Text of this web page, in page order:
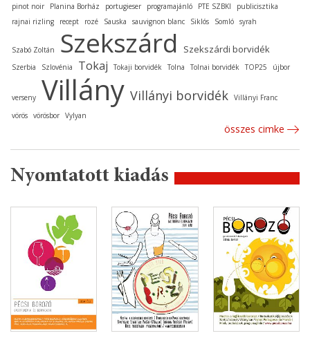
pinot noir Planina Borház portugieser programajánló PTE SZBKI
publicisztika
rajnai rizling
recept rozé Sauska sauvignon blanc Siklós Somló syrah
Szabó Zoltán Szekszárd Szekszárdi borvidék
Szerbia Szlovénia Tokaj Tokaji borvidék Tolna Tolnai borvidék TOP25 újbor
verseny Villány Villányi borvidék Villányi Franc
vörös vörösbor Vylyan
összes cimke
Nyomtatott kiadás